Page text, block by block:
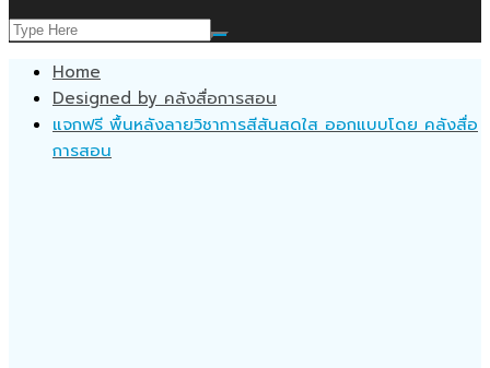
Home
Designed by คลังสื่อการสอน
แจกฟรี พื้นหลังลายวิชาการสีสันสดใส ออกแบบโดย คลังสื่อ
การสอน